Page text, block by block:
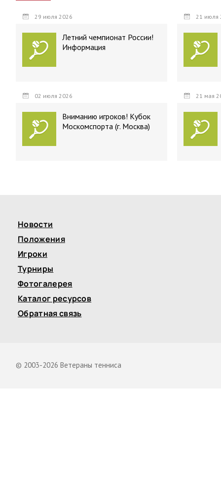
29 июля 2026
Летний чемпионат России!
Информация
21 июля
02 июля 2026
Вниманию игроков! Кубок
Москомспорта (г. Москва)
21 мая
Новости
Положения
Игроки
Турниры
Фотогалерея
Каталог ресурсов
Обратная связь
© 2003-2026 Ветераны тенниса